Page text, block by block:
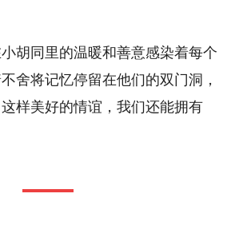
胡同里的温暖和善意感染着每个
舍将记忆停留在他们的双门洞，
样美好的情谊，我们还能拥有